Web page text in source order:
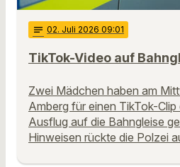
notes 02. Juli 2026 09:01
TikTok-Video auf
Zwei Mädchen haben am
Amberg für einen TikTok-
Ausflug auf die Bahngleise
Hinweisen rückte die Polzei